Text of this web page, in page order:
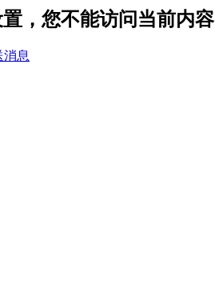
，您不能访问当前内容
消息